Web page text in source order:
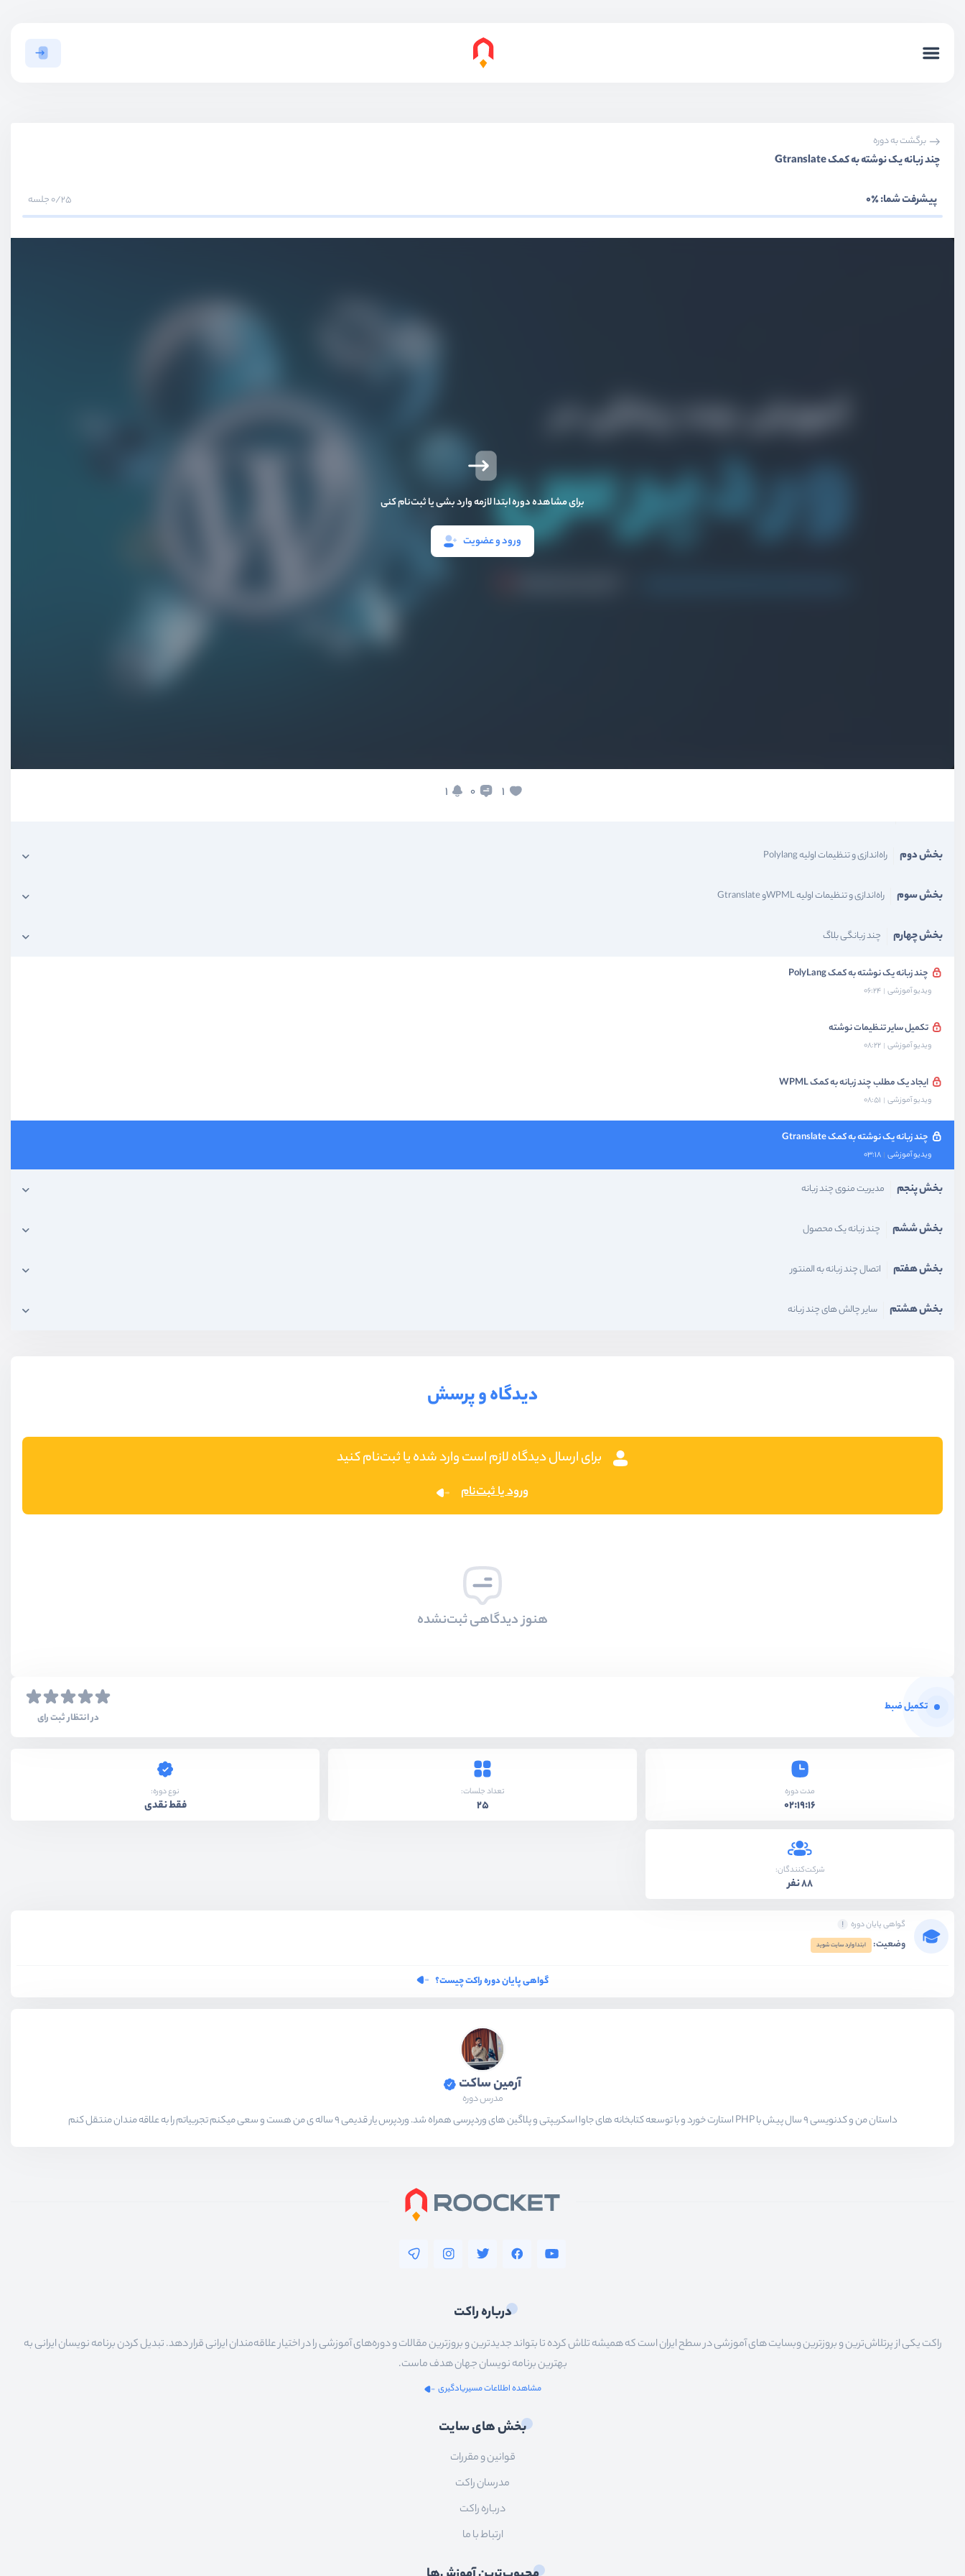
برگشت به دوره
چند زبانه یک نوشته به کمک Gtranslate
پیشرفت شما:٪0 0/25 جلسه
برای مشاهده دوره ابتدا لازمه وارد بشی یا ثبت‌نام کنی
ورود و عضویت
1
0
1
بخش دوم راه‌اندازی و تنظیمات اولیه Polylang
بخش سوم راه‌اندازی و تنظیمات اولیه WPMLو Gtranslate
بخش چهارم چند زبانگی بلاگ
چند زبانه یک نوشته به کمک PolyLang
ویدیو آموزشی 06:24
تکمیل سایر تنظیمات نوشته
ویدیو آموزشی 08:22
ایجاد یک مطلب چند زبانه به کمک WPML
ویدیو آموزشی 08:51
چند زبانه یک نوشته به کمک Gtranslate
ویدیو آموزشی 03:18
بخش پنجم مدیریت منوی چند زبانه
بخش ششم چند زبانه یک محصول
بخش هفتم اتصال چند زبانه به المنتور
بخش هشتم سایر چالش های چند زبانه
دیدگاه و پرسش
برای ارسال دیدگاه لازم است وارد شده یا ثبت‌نام کنید
ورود یا ثبت‌نام
هنوز دیدگاهی ثبت‌نشده
تکمیل ضبط
در انتظار ثبت رای
مدت دوره
02:19:16
تعداد جلسات:
25
نوع دوره:
فقط نقدی
شرکت‌کنندگان:
88 نفر
گواهی پایان دوره
وضعیت: ابتدا وارد سایت شوید
گواهی پایان دوره راکت چیست؟
آرمین ساکت
مدرس دوره
داستان من و کدنویسی 9 سال پیش با PHP استارت خورد و با توسعه کتابخانه های جاوا اسکریپتی و پلاگین های وردپرسی همراه شد. وردپرس یار قدیمی 9 ساله ی من هست و سعی میکنم تجربیاتم را به علاقه مندان منتقل کنم
درباره راکت
راکت یکی از پرتلاش‌ترین و بروزترین وبسایت های آموزشی در سطح ایران است که همیشه تلاش کرده تا بتواند جدیدترین و بروزترین مقالات و دوره‌های آموزشی را در اختیار علاقه‌مندان ایرانی قرار دهد. تبدیل کردن برنامه نویسان ایرانی به
بهترین برنامه نویسان جهان هدف ماست.
مشاهده اطلاعات مسیریادگیری
بخش های سایت
قوانین و مقررات
مدرسان راکت
درباره راکت
ارتباط با ما